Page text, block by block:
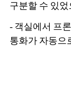
구분할 수 있
- 객실에서 프
통화가 자동으